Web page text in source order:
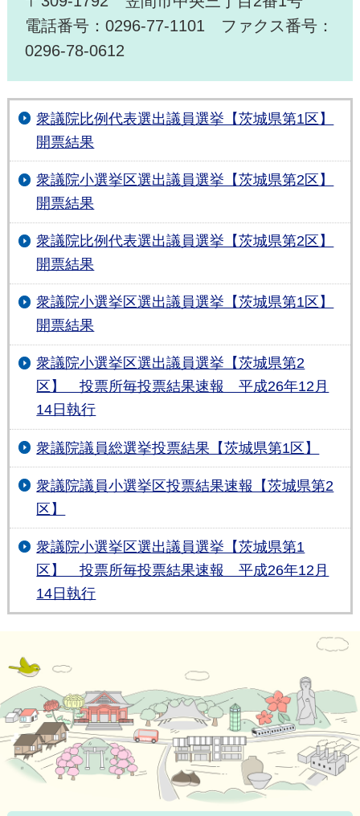
電話番号：0296-77-1101 ファクス番号：
0296-78-0612
衆議院比例代表選出議員選挙【茨城県第1区】
開票結果
衆議院小選挙区選出議員選挙【茨城県第2区】
開票結果
衆議院比例代表選出議員選挙【茨城県第2区】
開票結果
衆議院小選挙区選出議員選挙【茨城県第1区】
開票結果
衆議院小選挙区選出議員選挙【茨城県第2
区】 投票所毎投票結果速報 平成26年12月
14日執行
衆議院議員総選挙投票結果【茨城県第1区】
衆議院議員小選挙区投票結果速報【茨城県第2
区】
衆議院小選挙区選出議員選挙【茨城県第1
区】 投票所毎投票結果速報 平成26年12月
14日執行